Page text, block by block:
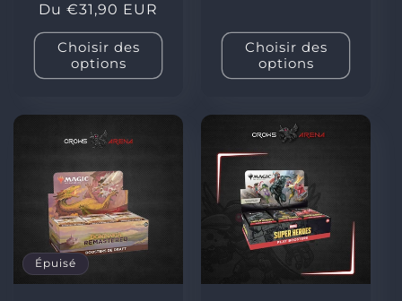
Prix
habituel
Du €31,90 EUR
Choisir des
options
Choisir des
options
Épuisé